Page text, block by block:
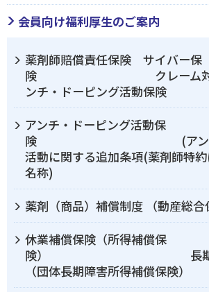
会員向け福利厚生のご案内
薬剤師賠償責任保険 サイバー保
険 クレーム対応費
ンチ・ドーピング活動保険
アンチ・ドーピング活動保
険 (アンチ・ド
活動に関する追加条項(薬剤師特
名称)
薬剤（商品）補償制度 （動産総合
休業補償保険（所得補償保
険） 長期休業
（団体長期障害所得補償保険）